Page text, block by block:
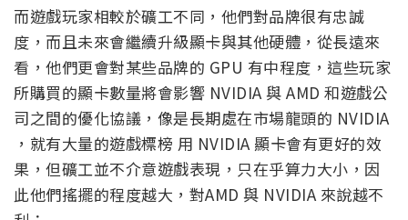
而遊戲玩家相較於礦工不同，他們對品牌很有忠誠
度，而且未來會繼續升級顯卡與其他硬體，從長遠來
看，他們更會對某些品牌的 GPU 有中程度，這些玩家
所購買的顯卡數量將會影響 NVIDIA 與 AMD 和遊戲公
司之間的優化協議，像是長期處在市場龍頭的 NVIDIA
，就有大量的遊戲標榜 用 NVIDIA 顯卡會有更好的效
果，但礦工並不介意遊戲表現，只在乎算力大小，因
此他們搖擺的程度越大，對AMD 與 NVIDIA 來說越不